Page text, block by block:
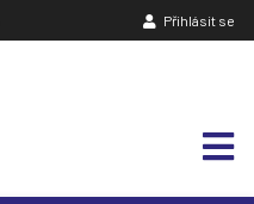
Přihlásit se